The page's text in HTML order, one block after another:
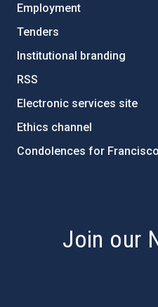
Employment
Tenders
Institutional branding
RSS
Electronic services site
Ethics channel
Condolences for
Join our